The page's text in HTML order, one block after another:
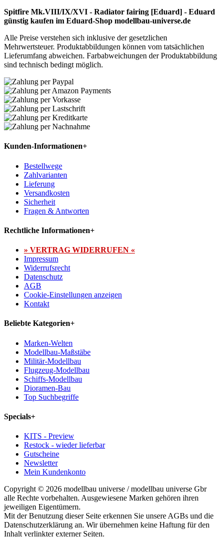
Spitfire Mk.VIII/IX/XVI - Radiator fairing [Eduard] - Eduard
günstig kaufen im Eduard-Shop modellbau-universe.de
Alle Preise verstehen sich inklusive der gesetzlichen
Mehrwertsteuer. Produktabbildungen können vom tatsächlichen
Lieferumfang abweichen. Farbabweichungen der Produktabbildung
sind technisch bedingt möglich.
Kunden-Informationen+
Bestellwege
Zahlvarianten
Lieferung
Versandkosten
Sicherheit
Fragen & Antworten
Rechtliche Informationen+
» VERTRAG WIDERRUFEN «
Impressum
Widerrufsrecht
Datenschutz
AGB
Cookie-Einstellungen anzeigen
Kontakt
Beliebte Kategorien+
Marken-Welten
Modellbau-Maßstäbe
Militär-Modellbau
Flugzeug-Modellbau
Schiffs-Modellbau
Dioramen-Bau
Top Suchbegriffe
Specials+
KITS - Preview
Restock - wieder lieferbar
Gutscheine
Newsletter
Mein Kundenkonto
Copyright © 2026 modellbau universe / modellbau universe Gbr
alle Rechte vorbehalten. Ausgewiesene Marken gehören ihren
jeweiligen Eigentümern.
Mit der Benutzung dieser Seite erkennen Sie unsere AGBs und die
Datenschutzerklärung an. Wir übernehmen keine Haftung für den
Inhalt verlinkter externer Seiten.